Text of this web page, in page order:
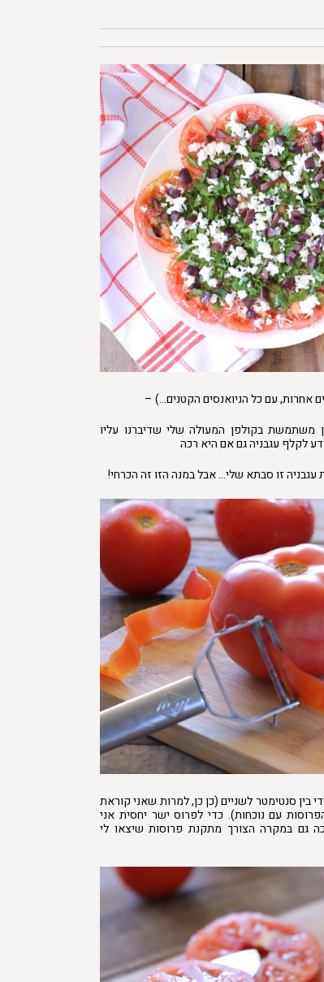
אחרות, עם כל הניואנסים הקטנים…) –
משתמשת בקולפן המעולה שלי שדיברנו עליו
לקלף עגבניה גם אם היא רכה
זו סבתא שלי… אבל במנה הזו זה הכרחי!
בין סנטימטר לשניים (כן כן, למרות שאני קוראת
עם נוכחות). כדי לפרוס ישר יחסית אני
גם במקרה הצורך מתקנת פרוסות שיצאו לי